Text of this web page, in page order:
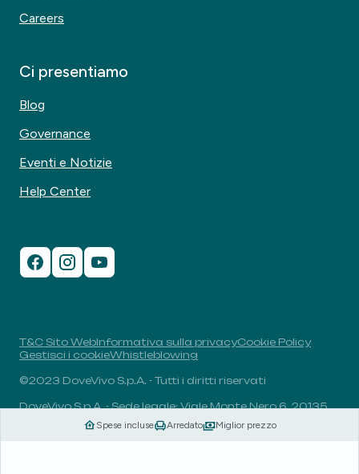
Spese incluse Arredato Miglior prezzo
Careers
Ci presentiamo
Blog
Governance
Eventi e Notizie
Help Center
T&C Sito WebInformativa sulla privacyCookie Policy
Gestisci i cookieWhistleblowing
©2023 DoveVivo S.p.A. - Tutti i diritti riservati
DoveVivo S.p.A. - Sede legale: Viale Monte Nero 6, 20135,
Milano, Italia - P.I.: 00406960732 - R.E.A.: MI-1838078 -
Capitale sociale: 1.829.649,81 euro i.v.